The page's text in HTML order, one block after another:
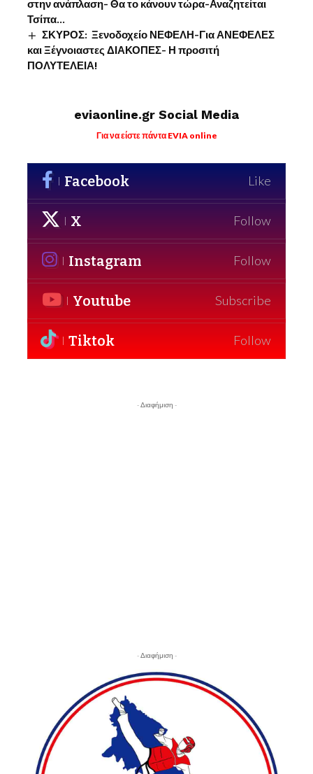
στην ανάπλαση- Θα το κάνουν τώρα-Αναζητείται
Τσίπα…
ΣΚΥΡΟΣ: Ξενοδοχείο ΝΕΦΕΛΗ-Για ΑΝΕΦΕΛΕΣ
και Ξέγνοιαστες ΔΙΑΚΟΠΕΣ- Η προσιτή
ΠΟΛΥΤΕΛΕΙΑ!
eviaonline.gr Social Media
Για να είστε πάντα EVIA online
Facebook Like
X Follow
Instagram Follow
Youtube Subscribe
Tiktok Follow
- Διαφήμιση -
- Διαφήμιση -